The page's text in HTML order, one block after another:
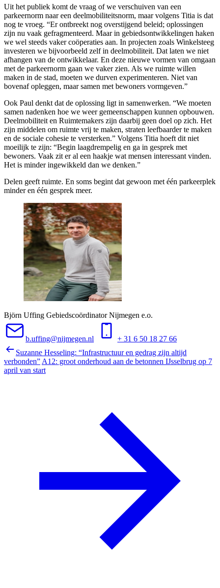
Uit het publiek komt de vraag of we verschuiven van een
parkeernorm naar een deelmobiliteitsnorm, maar volgens Titia is dat
nog te vroeg. “Er ontbreekt nog overstijgend beleid; oplossingen
zijn nu vaak gefragmenteerd. Maar in gebiedsontwikkelingen haken
we wel steeds vaker coöperaties aan. In projecten zoals Winkelsteeg
investeren we bijvoorbeeld zelf in deelmobiliteit. Dat laten we niet
afhangen van de ontwikkelaar. En deze nieuwe vormen van omgaan
met de parkeernorm gaan we vaker zien. Als we ruimte willen
maken in de stad, moeten we durven experimenteren. Niet van
bovenaf opleggen, maar samen met bewoners vormgeven.”
Ook Paul denkt dat de oplossing ligt in samenwerken. “We moeten
samen nadenken hoe we weer gemeenschappen kunnen opbouwen.
Deelmobiliteit en Ruimtemakers zijn daarbij geen doel op zich. Het
zijn middelen om ruimte vrij te maken, straten leefbaarder te maken
en de sociale cohesie te versterken.” Volgens Titia hoeft dit niet
moeilijk te zijn: “Begin laagdrempelig en ga in gesprek met
bewoners. Vaak zit er al een haakje wat mensen interessant vinden.
Het is minder ingewikkeld dan we denken.”
Delen geeft ruimte. En soms begint dat gewoon met één parkeerplek
minder en één gesprek meer.
Björn Uffing Gebiedscoördinator Nijmegen e.o.
b.uffing@nijmegen.nl
+ 31 6 50 18 27 66
Suzanne Hesseling: “Infrastructuur en gedrag zijn altijd
verbonden” A12: groot onderhoud aan de betonnen IJsselbrug op 7
april van start